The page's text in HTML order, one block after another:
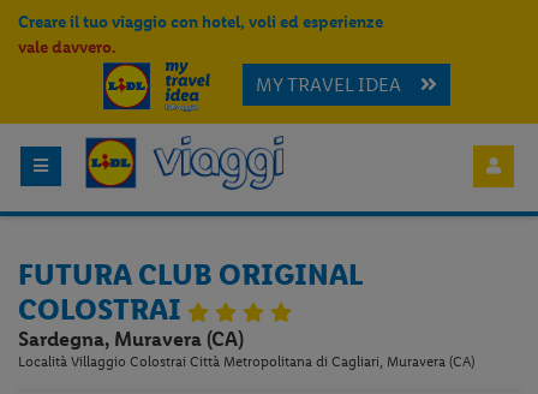
Creare il tuo viaggio con hotel, voli ed esperienze
vale davvero.
MY TRAVEL IDEA
FUTURA CLUB ORIGINAL
COLOSTRAI
Sardegna, Muravera (CA)
Località Villaggio Colostrai Città Metropolitana di Cagliari, Muravera (CA)